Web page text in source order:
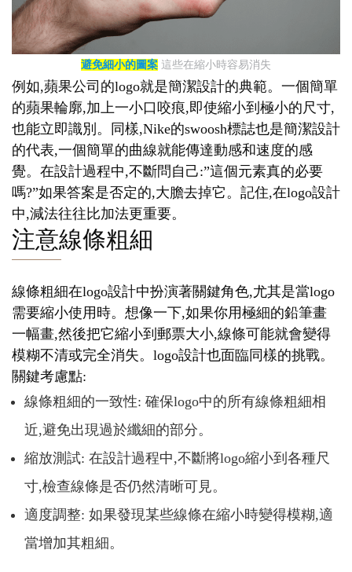
避免細小的圖案 這些在縮小時容易消失
例如,蘋果公司的logo就是簡潔設計的典範。一個簡單
的蘋果輪廓,加上一小口咬痕,即使縮小到極小的尺寸,
也能立即識別。同樣,Nike的swoosh標誌也是簡潔設計
的代表,一個簡單的曲線就能傳達動感和速度的感
覺。在設計過程中,不斷問自己:”這個元素真的必要
嗎?”如果答案是否定的,大膽去掉它。記住,在logo設計
中,減法往往比加法更重要。
注意線條粗細
線條粗細在logo設計中扮演著關鍵角色,尤其是當logo
需要縮小使用時。想像一下,如果你用極細的鉛筆畫
一幅畫,然後把它縮小到郵票大小,線條可能就會變得
模糊不清或完全消失。logo設計也面臨同樣的挑戰。
關鍵考慮點:
線條粗細的一致性: 確保logo中的所有線條粗細相
近,避免出現過於纖細的部分。
縮放測試: 在設計過程中,不斷將logo縮小到各種尺
寸,檢查線條是否仍然清晰可見。
適度調整: 如果發現某些線條在縮小時變得模糊,適
當增加其粗細。